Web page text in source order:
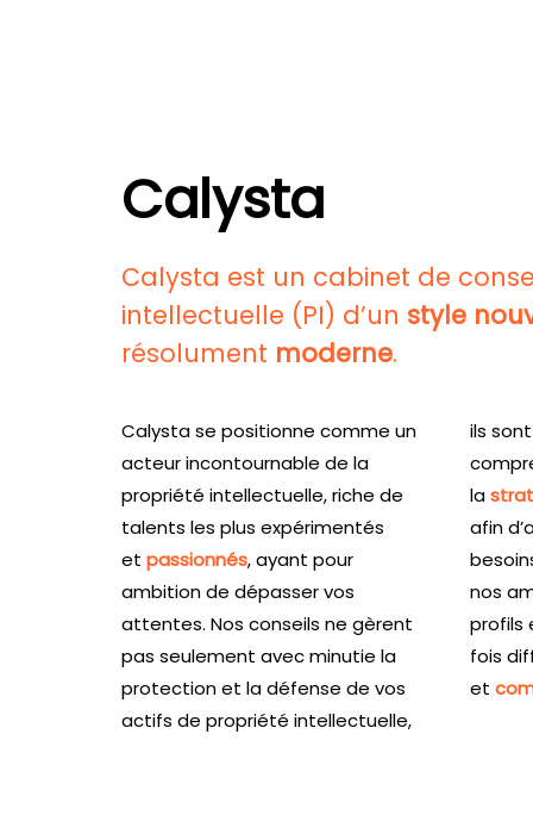
Calysta
Calysta est un cabinet de
intellectuelle (PI) d’un style
résolument moderne.
Calysta se positionne comme un
acteur incontournable de la
propriété intellectuelle, riche de
talents les plus expérimentés
et passionnés, ayant pour
ambition de dépasser vos
attentes. Nos conseils ne gèrent
pas seulement avec minutie la
protection et la défense de vos
actifs de propriété intellectuelle,
ils
la
afin
nos
profils
fois
et